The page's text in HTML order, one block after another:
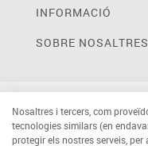
INFORMACIÓ
SOBRE NOSALTRES
Nosaltres i tercers, com
tecnologies similars (en
protegir els nostres serveis,